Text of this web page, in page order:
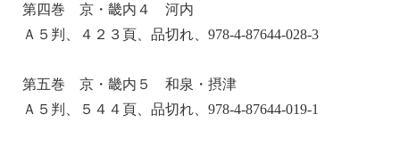
第四巻 京・畿内４ 河内
Ａ５判、４２３頁、品切れ、978-4-87644-028-3
第五巻 京・畿内５ 和泉・摂津
Ａ５判、５４４頁、品切れ、978-4-87644-019-1